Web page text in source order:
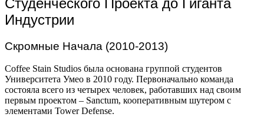
Индустрии
Скромные Начала (2010-2013)
Coffee Stain Studios была основана группой студентов
Университета Умео в 2010 году. Первоначально команда
состояла всего из четырех человек, работавших над своим
первым проектом – Sanctum, кооперативным шутером с
элементами Tower Defense.